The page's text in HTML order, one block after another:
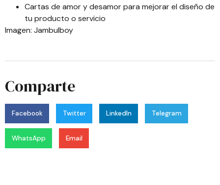
Cartas de amor y desamor para mejorar el diseño de
tu producto o servicio
Imagen: Jambulboy
Comparte
Facebook Twitter LinkedIn Telegram
WhatsApp Email